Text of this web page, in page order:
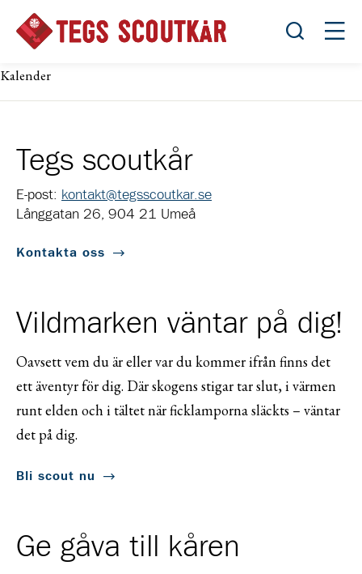
Öppna
Kalender
Tegs scoutkår
E-post: kontakt@tegsscoutkar.se
Långgatan 26, 904 21 Umeå
Kontakta oss
Vildmarken väntar på dig!
Oavsett vem du är eller var du kommer ifrån finns det
ett äventyr för dig. Där skogens stigar tar slut, i värmen
runt elden och i tältet när ficklamporna släckts – väntar
det på dig.
Bli scout nu
Ge gåva till kåren